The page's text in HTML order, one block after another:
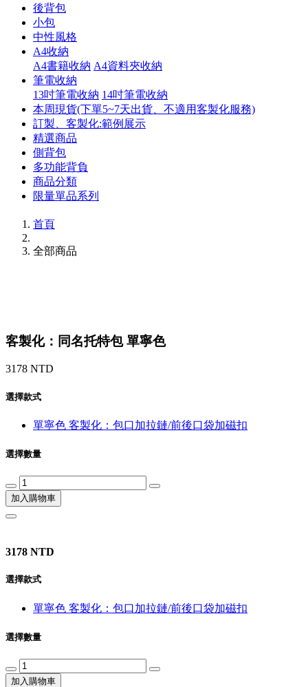
後背包
小包
中性風格
A4收納
A4書籍收納 A4資料夾收納
筆電收納
13吋筆電收納 14吋筆電收納
本周現貨(下單5~7天出貨、不適用客製化服務)
訂製、客製化:範例展示
精選商品
側背包
多功能背負
商品分類
限量單品系列
首頁
全部商品
客製化：同名托特包 單寧色
3178 NTD
選擇款式
單寧色 客製化：包口加拉鏈/前後口袋加磁扣
選擇數量
加入購物車
3178 NTD
選擇款式
單寧色 客製化：包口加拉鏈/前後口袋加磁扣
選擇數量
加入購物車